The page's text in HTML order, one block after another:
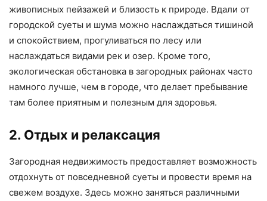
живописных пейзажей и близость к природе. Вдали от
городской суеты и шума можно наслаждаться тишиной
и спокойствием, прогуливаться по лесу или
наслаждаться видами рек и озер. Кроме того,
экологическая обстановка в загородных районах часто
намного лучше, чем в городе, что делает пребывание
там более приятным и полезным для здоровья.
2. Отдых и релаксация
Загородная недвижимость предоставляет возможность
отдохнуть от повседневной суеты и провести время на
свежем воздухе. Здесь можно заняться различными